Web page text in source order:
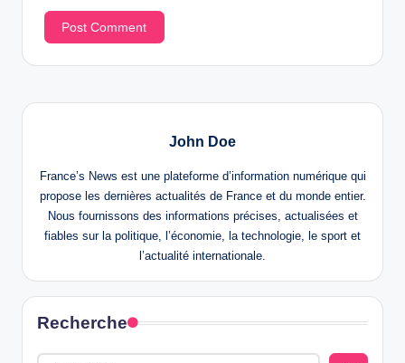
John Doe
France’s News est une plateforme d’information numérique qui
propose les dernières actualités de France et du monde entier.
Nous fournissons des informations précises, actualisées et
fiables sur la politique, l’économie, la technologie, le sport et
l’actualité internationale.
Recherche